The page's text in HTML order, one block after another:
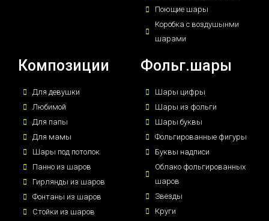
Поющие шары
Коробка с воздушынми
шарами
Композиции
Для девушки
Любимой
Для папы
Для мамы
Шары под потолок
Панно из шаров
Гирлянды из шаров
Фонтаны из шаров
Стойки из шаров
Фольг.шары
Шары цифры
Шары из фольги
Шары буквы
Фольгированные фигуры
Буквы надписи
Облако фольгированных
шаров
Звезды
Круги